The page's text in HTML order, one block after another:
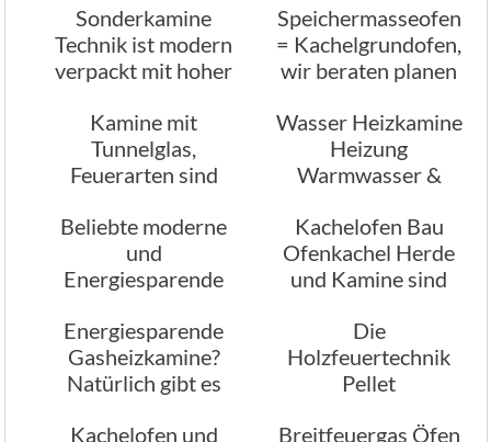
Sonderkamine
Technik ist modern
verpackt mit hoher
Speichermasseofen
= Kachelgrundofen,
wir beraten planen
Kamine mit
Tunnelglas,
Feuerarten sind
abhängig vom
Kunden
Wasser Heizkamine
Heizung
Warmwasser &
einem
Beliebte moderne
und
Energiesparende
Kachelofen Bau
Ofenkachel Herde
und Kamine sind
Energiesparende
Gasheizkamine?
Natürlich gibt es
Die
Holzfeuertechnik
Pellet
Variable mit dem
Kachelofen und
Breitfeuergas Öfen